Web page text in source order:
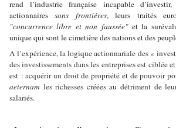
rend l’industrie française incapable
actionnairessans frontières, leurs traités
"concurrence libre et non faussée"et la
unique qui sont le cimetière des nations et des
A l’expérience, la logique actionnariale des «
des investissements dans les entreprises est ciblée
est : acquérir un droit de propriété et de pouvoir
aeternam les richesses créées au détriment de
salariés.